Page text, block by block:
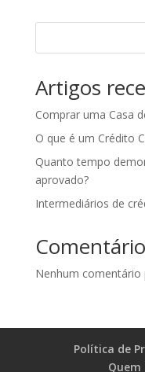
Artigos
Comprar uma Casa
O que é um Crédito
Quanto tempo
aprovado?
Intermediários de
Nenhum comentário
Política de
Quem